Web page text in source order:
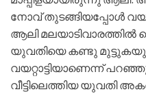
നോവ്‌ തുടങ്ങിയപ്പോള്‍
ആലി മലയാടിവാരത്തില്‍
യുവതിയെ കണ്ടു
വയറ്റാട്ടിയാണെന്ന്‍
വീട്ടിലെത്തിയ യുവതി